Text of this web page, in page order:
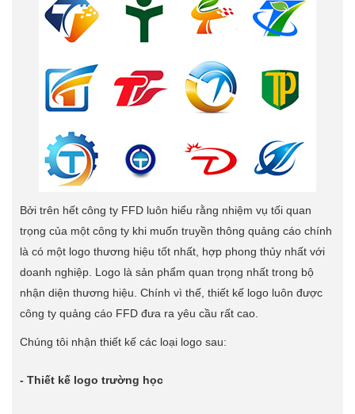
Bởi trên hết công ty FFD luôn hiểu rằng nhiệm vụ tối quan
trọng của một công ty khi muốn truyền thông quảng cáo chính
là có một logo thương hiệu tốt nhất, hợp phong thủy nhất với
doanh nghiệp. Logo là sản phẩm quan trọng nhất trong bộ
nhận diện thương hiệu. Chính vì thế, thiết kế logo luôn được
công ty quảng cáo FFD đưa ra yêu cầu rất cao.
Chúng tôi nhận thiết kế các loại logo sau:
- Thiết kế logo trường học